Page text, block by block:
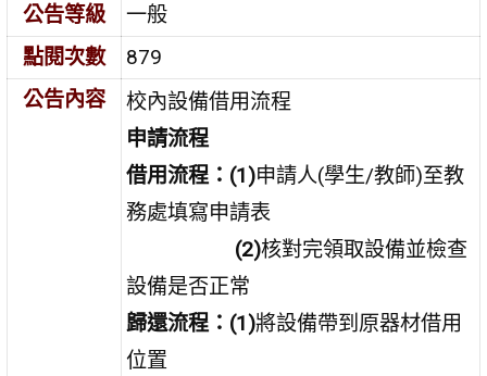
公告等級
一般
點閱次數
879
公告內容
校內設備借用流程
申請流程
借用流程：(1)申請人(學生/教師)至教
務處填寫申請表
(2)核對完領取設備並檢查
設備是否正常
歸還流程：(1)將設備帶到原器材借用
位置